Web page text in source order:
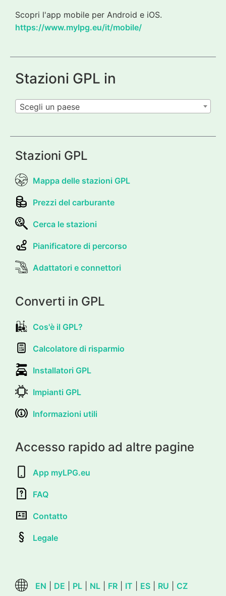
Scopri l'app mobile per Android e iOS.
https://www.mylpg.eu/it/mobile/
Stazioni GPL in
Scegli un paese
Stazioni GPL
Mappa delle stazioni GPL
Prezzi del carburante
Cerca le stazioni
Pianificatore di percorso
Adattatori e connettori
Converti in GPL
Cos'è il GPL?
Calcolatore di risparmio
Installatori GPL
Impianti GPL
Informazioni utili
Accesso rapido ad altre pagine
App myLPG.eu
FAQ
Contatto
Legale
EN DE PL NL FR IT ES RU CZ